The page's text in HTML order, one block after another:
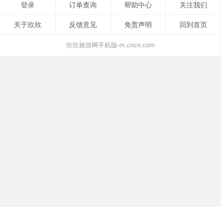
登录 订单查询 帮助中心 关注我们
关于欣欣 反馈意见 免责声明 回到首页
欣欣旅游网手机版-m.cncn.com